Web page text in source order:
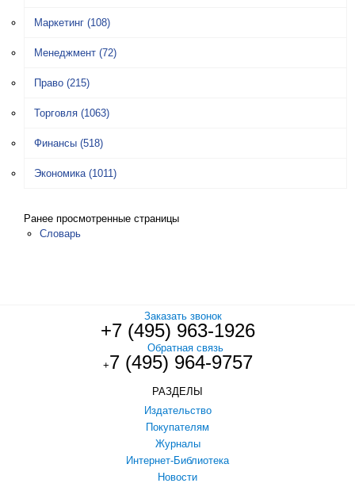
Маркетинг (108)
Менеджмент (72)
Право (215)
Торговля (1063)
Финансы (518)
Экономика (1011)
Ранее просмотренные страницы
Словарь
Заказать звонок
+7 (495) 963-1926
Обратная связь
+7 (495) 964-9757
РАЗДЕЛЫ
Издательство
Покупателям
Журналы
Интернет-Библиотека
Новости